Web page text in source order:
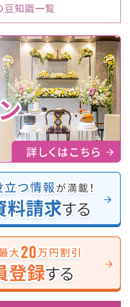
豆知識一覧